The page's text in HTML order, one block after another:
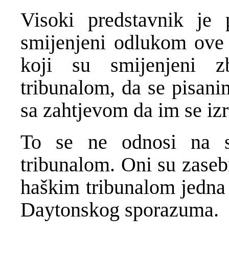
Visoki predstavnik je
smijenjeni odlukom
koji su smijenjeni
tribunalom, da se
sa zahtjevom da im se
To se ne odnosi na
tribunalom. Oni su
haškim tribunalom
Daytonskog sporazuma.